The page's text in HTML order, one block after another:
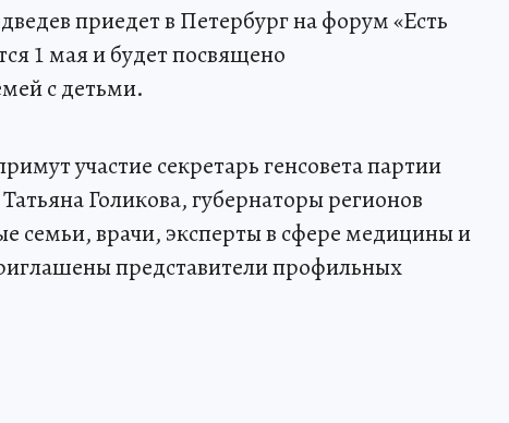
приедет в Петербург на форум «Есть
1 мая и будет посвящено
с детьми.
участие секретарь генсовета партии
Голикова, губернаторы регионов
семьи, врачи, эксперты в сфере медицины и
представители профильных